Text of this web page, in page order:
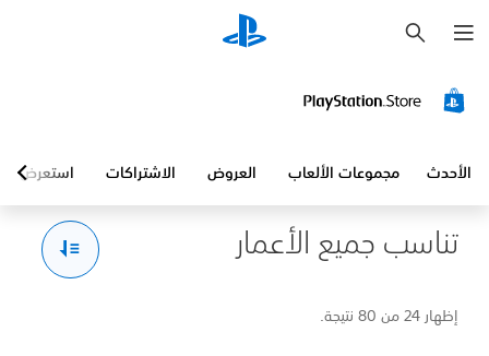
ح
ث
الأحدث مجموعات الألعاب العروض الاشتراكات استعرض
تناسب جميع الأعمار
إظهار 24 من 80 نتيجة.